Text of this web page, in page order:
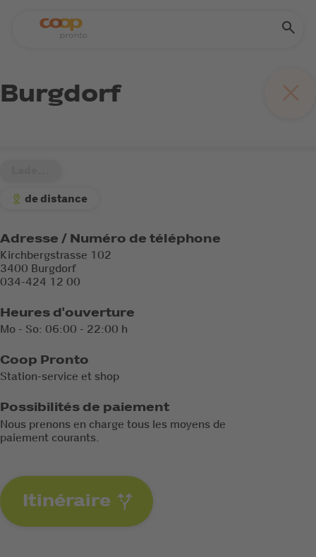
Burgdorf
de distance
Adresse / Numéro de téléphone
Kirchbergstrasse 102
3400 Burgdorf
034-424 12 00
Heures d'ouverture
Mo - So: 06:00 - 22:00 h
Coop Pronto
Station-service et shop
Possibilités de paiement
Nous prenons en charge tous les moyens de
paiement courants.
Itinéraire